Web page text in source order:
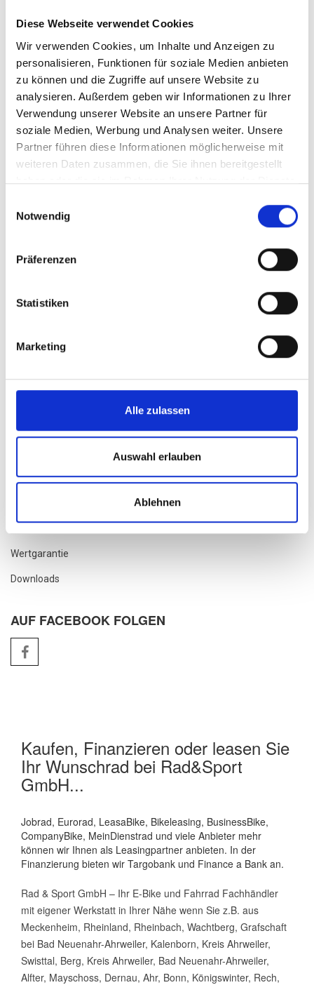
Diese Webseite verwendet Cookies
Wir verwenden Cookies, um Inhalte und Anzeigen zu
personalisieren, Funktionen für soziale Medien anbieten
zu können und die Zugriffe auf unsere Website zu
analysieren. Außerdem geben wir Informationen zu Ihrer
Verwendung unserer Website an unsere Partner für
soziale Medien, Werbung und Analysen weiter. Unsere
Partner führen diese Informationen möglicherweise mit
weiteren Daten zusammen, die Sie ihnen bereitgestellt
haben oder die sie im Rahmen Ihrer Nutzung der Dienste
Notwendig
Präferenzen
Statistiken
Marketing
Alle zulassen
Auswahl erlauben
Ablehnen
Impressum
Batteriegesetz
Widerrufsrecht
Infos Zu Lieferzeiten
Streitschlichtung
Unser Fahrrad ABC / FAQ
SERVICE
Kontakt & Öffnungszeiten
Werkstatt Termin Vereinbaren
Status Ihres Werkstattauftrages
Reichweite Des Akkus Berechnen
Service Für Unternehmen
Sendungsverfolgung
Wertgarantie
Downloads
AUF FACEBOOK FOLGEN
Kaufen, Finanzieren oder leasen Sie
Ihr Wunschrad bei Rad&Sport
GmbH...
Jobrad, Eurorad, LeasaBike, Bikeleasing, BusinessBike,
CompanyBike, MeinDienstrad und viele Anbieter mehr
können wir Ihnen als Leasingpartner anbieten. In der
Finanzierung bieten wir Targobank und Finance a Bank an.
Rad & Sport GmbH – Ihr E-Bike und Fahrrad Fachhändler
mit eigener Werkstatt in Ihrer Nähe wenn Sie z.B. aus
Meckenheim, Rheinland, Rheinbach, Wachtberg, Grafschaft
bei Bad Neuenahr-Ahrweiler, Kalenborn, Kreis Ahrweiler,
Swisttal, Berg, Kreis Ahrweiler, Bad Neuenahr-Ahrweiler,
Alfter, Mayschoss, Dernau, Ahr, Bonn, Königswinter, Rech,